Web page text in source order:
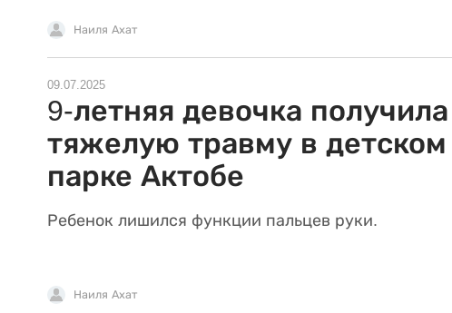
Наиля Ахат
09.07.2025
9-летняя девочка получила
тяжелую травму в детском
парке Актобе
Ребенок лишился функции пальцев руки.
Наиля Ахат